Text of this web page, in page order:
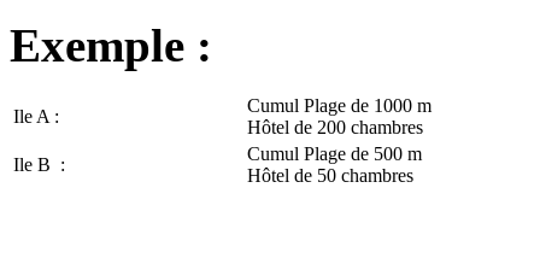
Exemple :
Ile A :
Cumul Plage de 1000 m
Hôtel de 200 chambres
Ile B :
Cumul Plage de 500 m
Hôtel de 50 chambres